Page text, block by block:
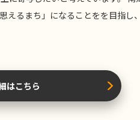
えるまち」になることをを目指し
はこちら